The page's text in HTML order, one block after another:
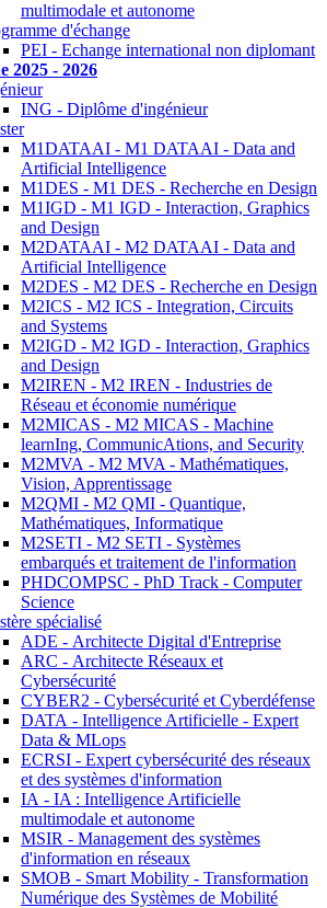
multimodale et autonome
d'échange
PEI - Echange international non diplomant
2025 - 2026
ING - Diplôme d'ingénieur
M1DATAAI - M1 DATAAI - Data and
Artificial Intelligence
M1DES - M1 DES - Recherche en Design
M1IGD - M1 IGD - Interaction, Graphics
and Design
M2DATAAI - M2 DATAAI - Data and
Artificial Intelligence
M2DES - M2 DES - Recherche en Design
M2ICS - M2 ICS - Integration, Circuits
and Systems
M2IGD - M2 IGD - Interaction, Graphics
and Design
M2IREN - M2 IREN - Industries de
Réseau et économie numérique
M2MICAS - M2 MICAS - Machine
learnIng, CommunicAtions, and Security
M2MVA - M2 MVA - Mathématiques,
Vision, Apprentissage
M2QMI - M2 QMI - Quantique,
Mathématiques, Informatique
M2SETI - M2 SETI - Systèmes
embarqués et traitement de l'information
PHDCOMPSC - PhD Track - Computer
Science
spécialisé
ADE - Architecte Digital d'Entreprise
ARC - Architecte Réseaux et
Cybersécurité
CYBER2 - Cybersécurité et Cyberdéfense
DATA - Intelligence Artificielle - Expert
Data & MLops
ECRSI - Expert cybersécurité des réseaux
et des systèmes d'information
IA - IA : Intelligence Artificielle
multimodale et autonome
MSIR - Management des systèmes
d'information en réseaux
SMOB - Smart Mobility - Transformation
Numérique des Systèmes de Mobilité